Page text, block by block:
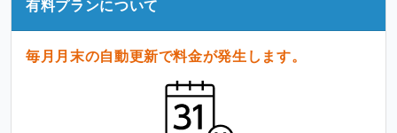
有料プランについて
毎月月末の自動更新で料金が発生します。